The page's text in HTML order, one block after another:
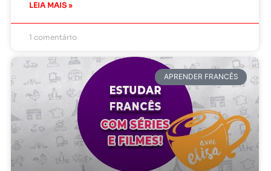
LEIA MAIS »
1 comentário
APRENDER FRANCÊS